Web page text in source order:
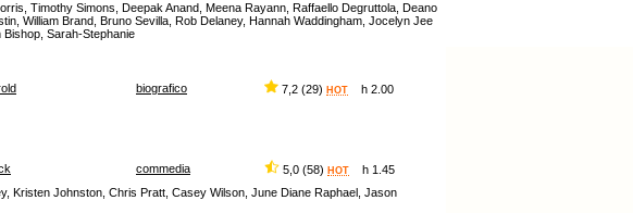
Timothy Simons, Deepak Anand, Meena Rayann, Raffaello Degruttola, Deano
William Brand, Bruno Sevilla, Rob Delaney, Hannah Waddingham, Jocelyn Jee
Sarah-Stephanie
biografico 7,2 (29) HOT h 2.00
commedia 5,0 (58) HOT h 1.45
Kristen Johnston, Chris Pratt, Casey Wilson, June Diane Raphael, Jason